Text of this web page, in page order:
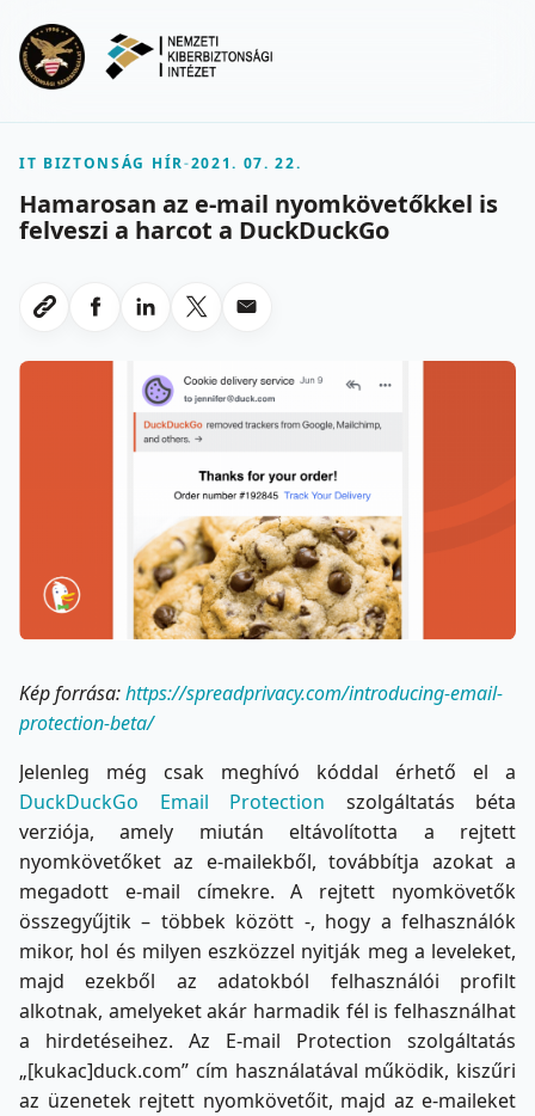
IT BIZTONSÁG HÍR-2021. 07. 22.
Hamarosan az e-mail nyomkövetőkkel is
felveszi a harcot a DuckDuckGo
Link masolasa
Megosztas Facebookon
Megosztas LinkedInen
Megosztas X-en
Megosztas emailben
Kép forrása:https://spreadprivacy.com/introducing-email-
protection-beta/
Jelenleg még csak meghívó kóddal érhető el a
DuckDuckGo Email Protection szolgáltatás béta
verziója, amely miután eltávolította a rejtett
nyomkövetőket az e-mailekből, továbbítja azokat a
megadott e-mail címekre. A rejtett nyomkövetők
összegyűjtik – többek között -, hogy a felhasználók
mikor, hol és milyen eszközzel nyitják meg a leveleket,
majd ezekből az adatokból felhasználói profilt
alkotnak, amelyeket akár harmadik fél is felhasználhat
a hirdetéseihez. Az E-mail Protection szolgáltatás
„[kukac]duck.com” cím használatával működik, kiszűri
az üzenetek rejtett nyomkövetőit, majd az e-maileket